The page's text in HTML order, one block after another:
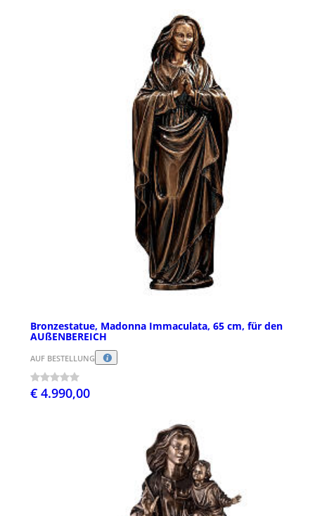
Bronzestatue, Madonna Immaculata, 65 cm, für den
AUßENBEREICH
AUF BESTELLUNG
€ 4.990,00